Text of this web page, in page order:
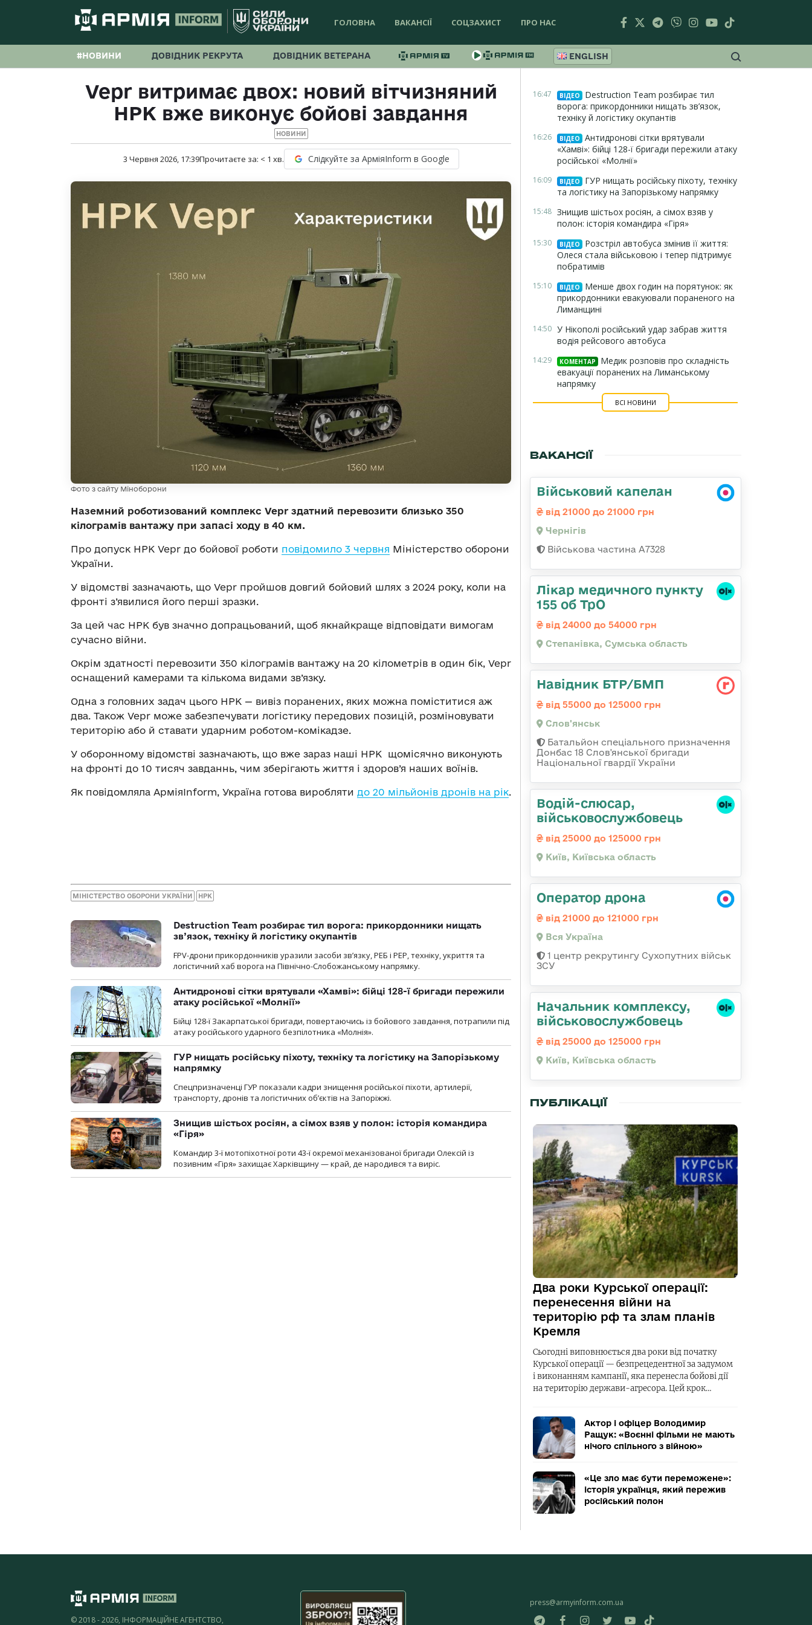
ГОЛОВНА ВАКАНСІЇ СОЦЗАХИСТ ПРО НАС
#НОВИНИ ДОВІДНИК РЕКРУТА ДОВІДНИК ВЕТЕРАНА ENGLISH
Vepr витримає двох: новий вітчизняний
НРК вже виконує бойові завдання
НОВИНИ
3 Червня 2026, 17:39Прочитаєте за: < 1 хв. Слідкуйте за АрміяInform в Google
Фото з сайту Міноборони
Наземний роботизований комплекс Vepr здатний перевозити близько 350
кілограмів вантажу при запасі ходу в 40 км.
Про допуск НРК Vepr до бойової роботи повідомило 3 червня Міністерство оборони
України.
У відомстві зазначають, що Vepr пройшов довгий бойовий шлях з 2024 року, коли на
фронті з’явилися його перші зразки.
За цей час НРК був значно допрацьований, щоб якнайкраще відповідати вимогам
сучасно війни.
Окрім здатності перевозити 350 кілограмів вантажу на 20 кілометрів в один бік, Vepr
оснащений камерами та кількома видами зв’язку.
Одна з головних задач цього НРК — вивіз поранених, яких можна поміститися аж
два. Також Vepr може забезпечувати логістику передових позицій, розміновувати
територію або й ставати ударним роботом-комікадзе.
У оборонному відомстві зазначають, що вже зараз наші НРК щомісячно виконують
на фронті до 10 тисяч завданнь, чим зберігають життя і здоров’я наших воїнів.
Як повідомляла АрміяInform, Україна готова виробляти до 20 мільйонів дронів на рік.
МІНІСТЕРСТВО ОБОРОНИ УКРАЇНИ НРК
Destruction Team розбирає тил ворога: прикордонники нищать
зв’язок, техніку й логістику окупантів
FPV-дрони прикордонників уразили засоби зв’язку, РЕБ і РЕР, техніку, укриття та
логістичний хаб ворога на Північно-Слобожанському напрямку.
Антидронові сітки врятували «Хамві»: бійці 128-ї бригади пережили
атаку російської «Молнії»
Бійці 128-ї Закарпатської бригади, повертаючись із бойового завдання, потрапили під
атаку російського ударного безпілотника «Молнія».
ГУР нищать російську піхоту, техніку та логістику на Запорізькому
напрямку
Спецпризначенці ГУР показали кадри знищення російської піхоти, артилерії,
транспорту, дронів та логістичних об’єктів на Запоріжжі.
Знищив шістьох росіян, а сімох взяв у полон: історія командира
«Гіря»
Командир 3-ї мотопіхотної роти 43-ї окремої механізованої бригади Олексій із
позивним «Гіря» захищає Харківщину — край, де народився та виріс.
16:47 ВІДЕО
Destruction Team розбирає тил
ворога: прикордонники нищать зв’язок,
техніку й логістику окупантів
16:26 ВІДЕО
Антидронові сітки врятували
«Хамві»: бійці 128-ї бригади пережили атаку
російської «Молнії»
16:09 ВІДЕО
ГУР нищать російську піхоту, техніку
та логістику на Запорізькому напрямку
15:48 Знищив шістьох росіян, а сімох взяв у
полон: історія командира «Гіря»
15:30 ВІДЕО
Розстріл автобуса змінив її життя:
Олеся стала військовою і тепер підтримує
побратимів
15:10 ВІДЕО
Менше двох годин на порятунок: як
прикордонники евакуювали пораненого на
Лиманщині
14:50 У Нікополі російський удар забрав життя
водія рейсового автобуса
14:29 КОМЕНТАР
Медик розповів про складність
евакуації поранених на Лиманському
напрямку
ВСІ НОВИНИ
ВАКАНСІЇ
Військовий капелан
від 21000 до 21000 грн
Чернігів
Військова частина А7328
Лікар медичного пункту
155 об ТрО
від 24000 до 54000 грн
Степанівка, Сумська область
Навідник БТР/БМП
від 55000 до 125000 грн
Слов'янськ
Батальйон спеціального призначення
Донбас 18 Слов'янської бригади
Національної гвардії України
Водій-слюсаp,
військовослужбовець
від 25000 до 125000 грн
Київ, Київська область
Оператор дрона
від 21000 до 121000 грн
Вся Україна
1 центр рекрутингу Сухопутних військ
ЗСУ
Начальник комплексу,
військовослужбовець
від 25000 до 125000 грн
Київ, Київська область
ПУБЛІКАЦІЇ
Два роки Курської операції:
перенесення війни на
територію рф та злам планів
Кремля
Сьогодні виповнюється два роки від початку
Курської операції — безпрецедентної за задумом
і виконанням кампанії, яка перенесла бойові дії
на територію держави-агресора. Цей крок…
Актор і офіцер Володимир
Ращук: «Воєнні фільми не мають
нічого спільного з війною»
«Це зло має бути переможене»:
історія українця, який пережив
російський полон
© 2018 - 2026, ІНФОРМАЦІЙНЕ АГЕНТСТВО,
press@armyinform.com.ua